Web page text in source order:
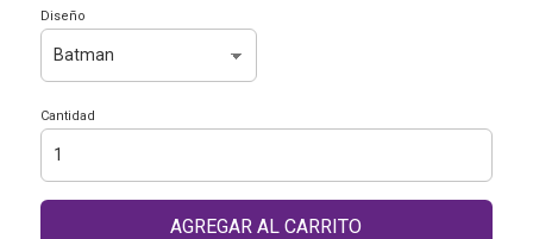
Diseño
Cantidad
AGREGAR AL CARRITO